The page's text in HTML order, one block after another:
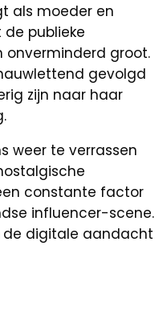
als moeder en
publieke
onverminderd groot.
gevolgd
zijn naar haar
weer te verrassen
constante factor
influencer-scene.
de digitale aandacht